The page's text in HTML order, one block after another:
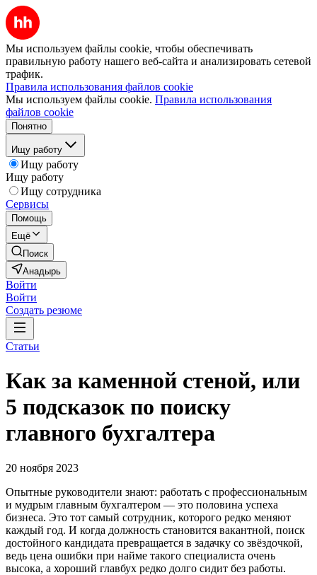
Мы используем файлы cookie, чтобы обеспечивать
правильную работу нашего веб-сайта и анализировать сетевой
трафик.
Правила использования файлов cookie
Мы используем файлы cookie. Правила использования
файлов cookie
Понятно
Ищу работу
Ищу работу
Ищу работу
Ищу сотрудника
Сервисы
Помощь
Ещё
Поиск
Анадырь
Войти
Войти
Создать резюме
Статьи
Как за каменной стеной, или
5 подсказок по поиску
главного бухгалтера
20 ноября 2023
Опытные руководители знают: работать с профессиональным
и мудрым главным бухгалтером — это половина успеха
бизнеса. Это тот самый сотрудник, которого редко меняют
каждый год. И когда должность становится вакантной, поиск
достойного кандидата превращается в задачку со звёздочкой,
ведь цена ошибки при найме такого специалиста очень
высока, а хороший главбух редко долго сидит без работы.